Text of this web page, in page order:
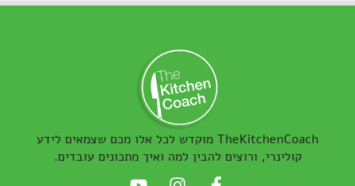
TheKitchenCoach מוקדש לכל אלו מכם שצמאים לידע
קולינרי, ורוצים להבין למה ואיך מתכונים עובדים.